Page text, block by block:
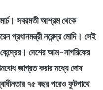
সবরমতী আশ্রম থেকে
নরেন্দ্র মোদি। সেই
দেশের আম-নাগরিকের
জাগ্রত করার মধ্যে দোষ
৭৫ বছর পরেও ফুটপাথে